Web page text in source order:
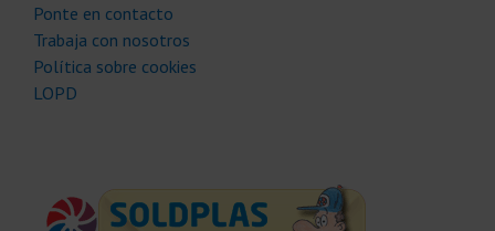
Ponte en contacto
Trabaja con nosotros
Política sobre cookies
LOPD